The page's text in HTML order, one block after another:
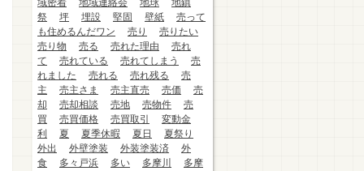
域密着
地域連絡会 地球
地鎮
祭
坪 埋設 堅固 壁紙
売って
も住めるんだワン
売り
売りたい
売り物
売る 売れた理由
売れ
て
売れている 売れてしまう
売
れました
売れる 売れ残る
売
主
売主さま 売主直売 売価
売
却
売却相談 売地 売物件
売
買
売買価格 売買取引
変動金
利
夏 夏季休暇 夏日
夏祭り
外出
外壁塗装 外装塗装済
外
食
多々戸浜 多い 多摩川
多摩